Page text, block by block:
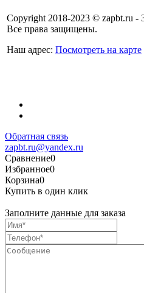
Copyright 2018-2023 © zapbt.ru -
Все права защищены.
Наш адрес: Посмотреть на карте
Обратная связь
zapbt.ru@yandex.ru
Сравнение0
Избранное0
Корзина0
Купить в один клик
Заполните данные для заказа